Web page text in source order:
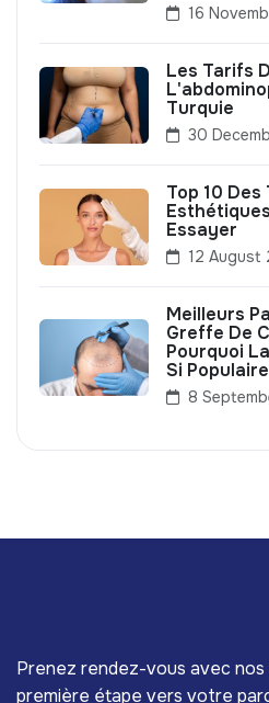
16
Les Tarifs
Turquie
30
Top 10
Essayer
12 August
Meilleurs
Greffe De
Pourquoi
Si
8
Prenez rendez-vous avec
première étape vers votre